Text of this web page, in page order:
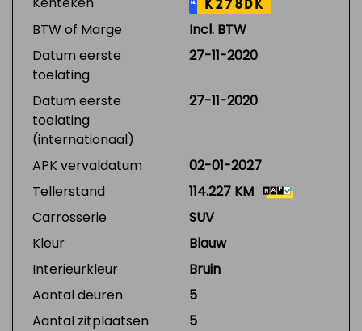
NL K278DK
BTW of Marge
Incl. BTW
Datum eerste
toelating
27-11-2020
Datum eerste
toelating
(internationaal)
27-11-2020
APK vervaldatum
02-01-2027
Tellerstand
114.227 KM
Carrosserie
SUV
Kleur
Blauw
Interieurkleur
Bruin
Aantal deuren
5
Aantal zitplaatsen
5